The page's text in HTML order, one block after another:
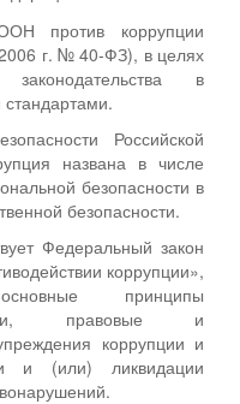
против коррупции
г. № 40-ФЗ), в целях
в
Российской
названа в числе
безопасности в
безопасности.
Федеральный закон
коррупции»,
принципы
правовые и
коррупции и
и (или) ликвидации